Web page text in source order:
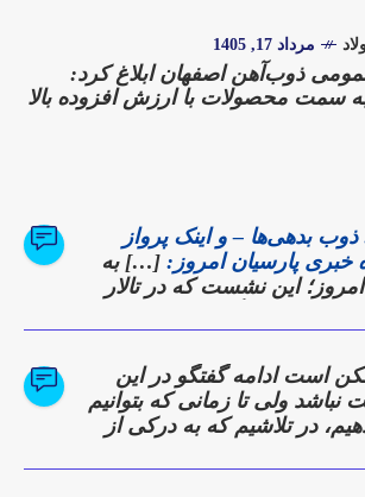
مرداد 17, 1405
ذوب‌آهن اصفهان ابلاغ کرد:
سمت محصولات با ارزش افزوده بالا
بدهی‌ها – و اینک پرواز
خبری پارسیان امروز: […] به
این نشست که در تالار
وعده‌ای برای بازگشت
اوج تولید و سودآوری به
است ادامه گفتگو در این
ولی تا زمانی که بتوانیم
در تلاشیم که به درکی از